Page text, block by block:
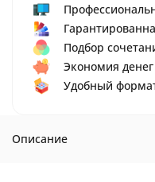
Подбор
Экономия
Удобный
Описание